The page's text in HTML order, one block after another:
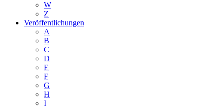
W
Z
Veröffentlichungen
A
B
C
D
E
F
G
H
I